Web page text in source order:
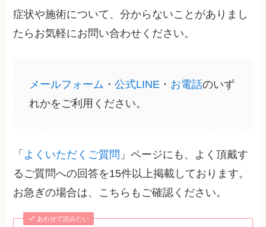
症状や施術について、分からないことがありまし
たらお気軽にお問い合わせください。
メールフォーム ・公式LINE ・ お電話のいず
れかをご利用ください。
「 よくいただくご質問 」ページにも、よく頂戴す
るご質問への回答を15件以上掲載しております。
お急ぎの場合は、こちらもご確認ください。
あわせて読みたい